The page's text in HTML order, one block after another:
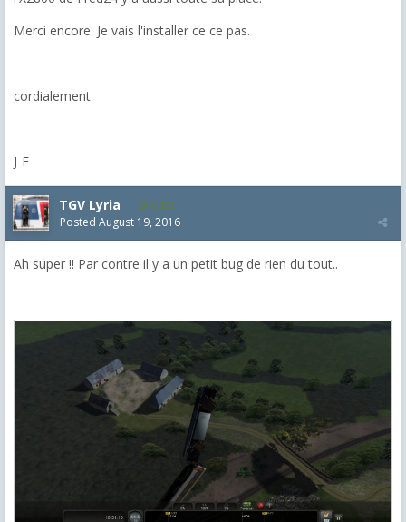
Merci encore. Je vais l'installer ce ce pas.
cordialement
J-F
TGV Lyria 1,032
Posted August 19, 2016
Ah super !! Par contre il y a un petit bug de rien du tout..